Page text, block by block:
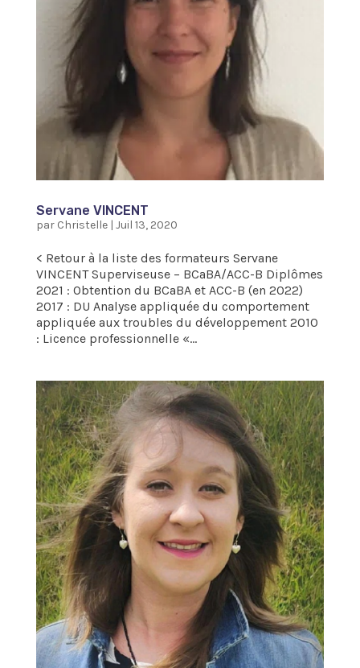
Servane VINCENT
par Christelle| Juil 13, 2020
< Retour à la liste des formateurs Servane
VINCENT Superviseuse – BCaBA/ACC-B Diplômes
2021 : Obtention du BCaBA et ACC-B (en 2022)
2017 : DU Analyse appliquée du comportement
appliquée aux troubles du développement 2010
: Licence professionnelle «...